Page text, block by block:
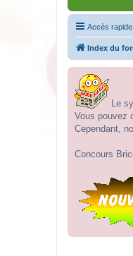
Accès rapide
Index du
Le
Vous pouvez
Cependant,
Concours